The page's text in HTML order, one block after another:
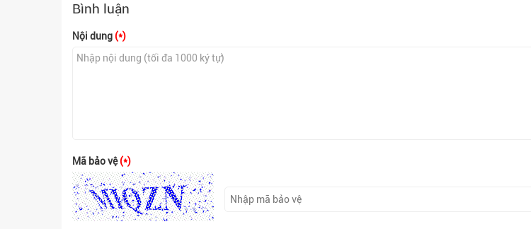
Bình luận
Nội dung (*)
Mã bảo vệ(*)